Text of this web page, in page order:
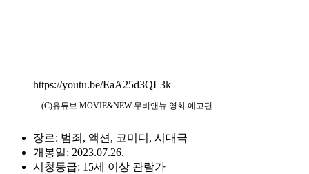
https://youtu.be/EaA25d3QL3k
(C)유튜브 MOVIE&NEW 무비앤뉴 영화 예고편
장르: 범죄, 액션, 코미디, 시대극
개봉일: 2023.07.26.
시청등급: 15세 이상 관람가